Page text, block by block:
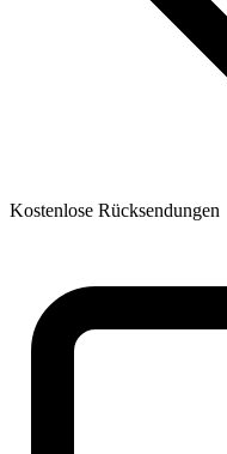
Kostenlose Rücksendungen